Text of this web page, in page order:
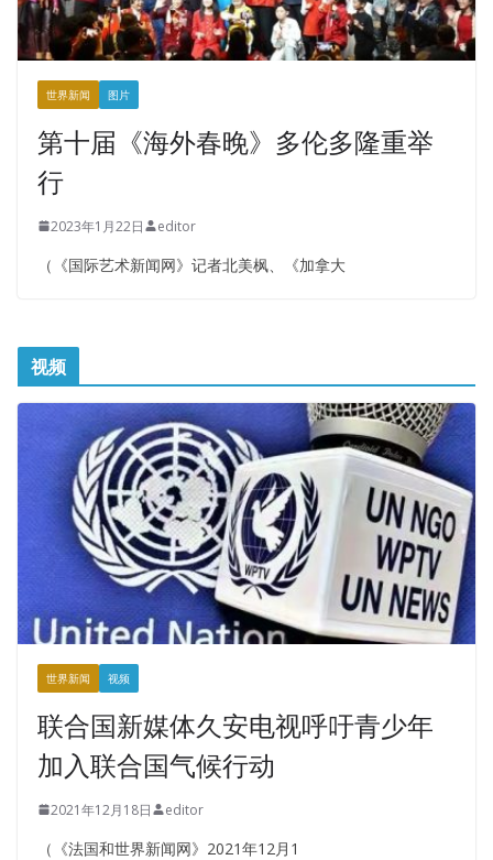
世界新闻 图片
第十届《海外春晚》多伦多隆重举
行
2023年1月22日 editor
（《国际艺术新闻网》记者北美枫、《加拿大
视频
世界新闻 视频
联合国新媒体久安电视呼吁青少年
加入联合国气候行动
2021年12月18日 editor
（《法国和世界新闻网》2021年12月1